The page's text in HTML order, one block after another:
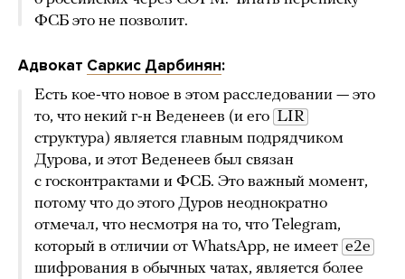
ФСБ это не позволит.
Адвокат Саркис Дарбинян:
Есть кое-что новое в этом расследовании — это
то, что некий г-н Веденеев (и его LIR
структура) является главным подрядчиком
Дурова, и этот Веденеев был связан
с госконтрактами и ФСБ. Это важный момент,
потому что до этого Дуров неоднократно
отмечал, что несмотря на то, что Telegram,
который в отличии от WhatsApp, не имеет e2e
шифрования в обычных чатах, является более